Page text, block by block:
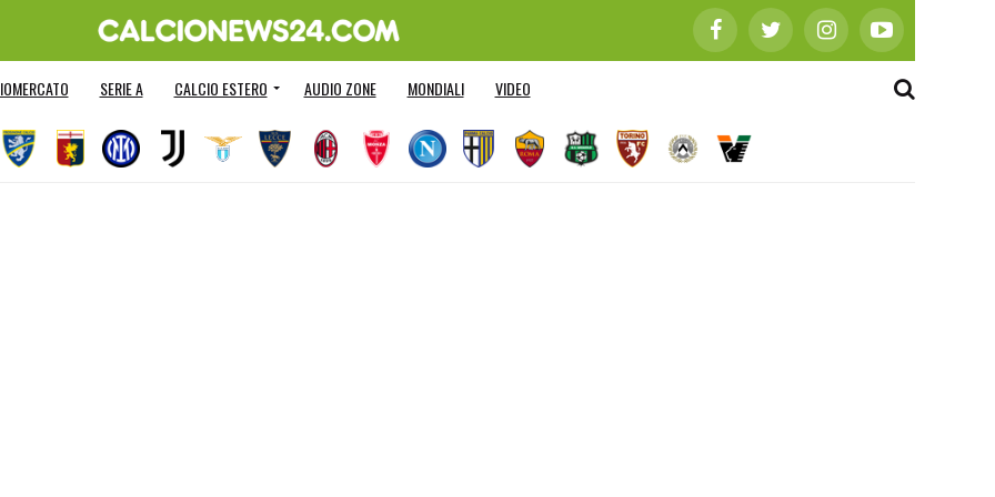
SERIE A CALCIO ESTERO AUDIO ZONE MONDIALI VIDEO